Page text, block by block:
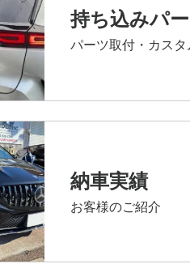
持ち込みパ
パーツ取付・カスタ
納車実績
お客様のご紹介